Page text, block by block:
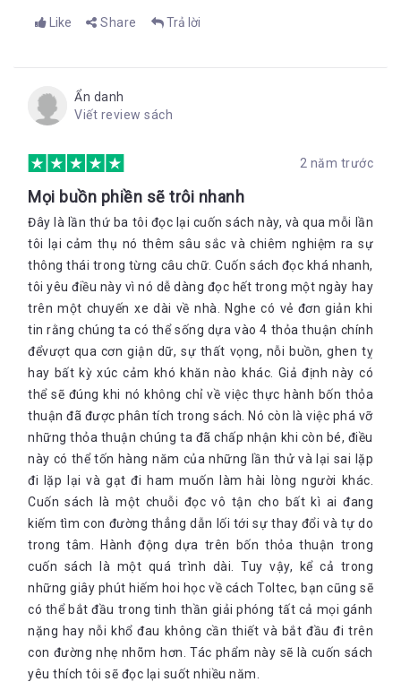
Like Share Trả lời
Ẩn danh
Viết review sách
2 năm trước
Mọi buồn phiền sẽ trôi nhanh
Đây là lần thứ ba tôi đọc lại cuốn sách này, và qua mỗi lần
tôi lại cảm thụ nó thêm sâu sắc và chiêm nghiệm ra sự
thông thái trong từng câu chữ. Cuốn sách đọc khá nhanh,
tôi yêu điều này vì nó dễ dàng đọc hết trong một ngày hay
trên một chuyến xe dài về nhà. Nghe có vẻ đơn giản khi
tin rằng chúng ta có thể sống dựa vào 4 thỏa thuận chính
đểvượt qua cơn giận dữ, sự thất vọng, nỗi buồn, ghen tỵ
hay bất kỳ xúc cảm khó khăn nào khác. Giả định này có
thể sẽ đúng khi nó không chỉ về việc thực hành bốn thỏa
thuận đã được phân tích trong sách. Nó còn là việc phá vỡ
những thỏa thuận chúng ta đã chấp nhận khi còn bé, điều
này có thể tốn hàng năm của những lần thử và lại sai lặp
đi lặp lại và gạt đi ham muốn làm hài lòng người khác.
Cuốn sách là một chuỗi đọc vô tận cho bất kì ai đang
kiếm tìm con đường thẳng dẫn lối tới sự thay đổi và tự do
trong tâm. Hành động dựa trên bốn thỏa thuận trong
cuốn sách là một quá trình dài. Tuy vậy, kể cả trong
những giây phút hiếm hoi học về cách Toltec, bạn cũng sẽ
có thể bắt đầu trong tinh thần giải phóng tất cả mọi gánh
nặng hay nỗi khổ đau không cần thiết và bắt đầu đi trên
con đường nhẹ nhõm hơn. Tác phẩm này sẽ là cuốn sách
yêu thích tôi sẽ đọc lại suốt nhiều năm.